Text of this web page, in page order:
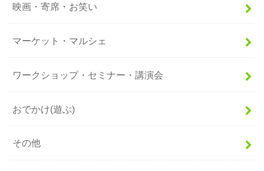
映画・寄席・お笑い
マーケット・マルシェ
ワークショップ・セミナー・講演会
おでかけ(遊ぶ)
その他